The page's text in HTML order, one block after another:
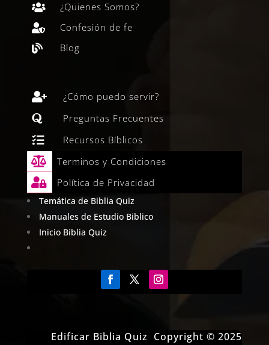
 ¿Quienes Somos?
 Confesión de fe
 Blog
 ¿Cómo puedo servir?
 Preguntas Frecuentes
 Recursos Bíblicos
 Terminos y Condiciones
 Política de Privacidad
Temática de Biblia Quiz
Manuales de Estudio Biblico
Inicio Biblia Quiz
Edificar Biblia Quiz Copyright © 2025